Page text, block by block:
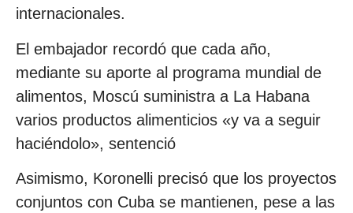
internacionales.
El embajador recordó que cada año,
mediante su aporte al programa mundial de
alimentos, Moscú suministra a La Habana
varios productos alimenticios «y va a seguir
haciéndolo», sentenció
Asimismo, Koronelli precisó que los proyectos
conjuntos con Cuba se mantienen, pese a las